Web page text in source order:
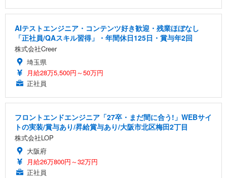
AIテストエンジニア・コンテンツ好き歓迎・残業ほぼなし
「正社員/QAスキル習得」・年間休日125日・賞与年2回
株式会社Creer
埼玉県
月給28万5,500円～50万円
正社員
フロントエンドエンジニア「27卒・まだ間に合う!」WEBサイ
トの実装/賞与あり/昇給賞与あり/大阪市北区梅田2丁目
株式会社LOP
大阪府
月給26万800円～32万円
正社員